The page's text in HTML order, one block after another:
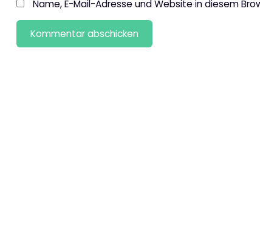
Name, E-Mail-Adresse und Website in diesem